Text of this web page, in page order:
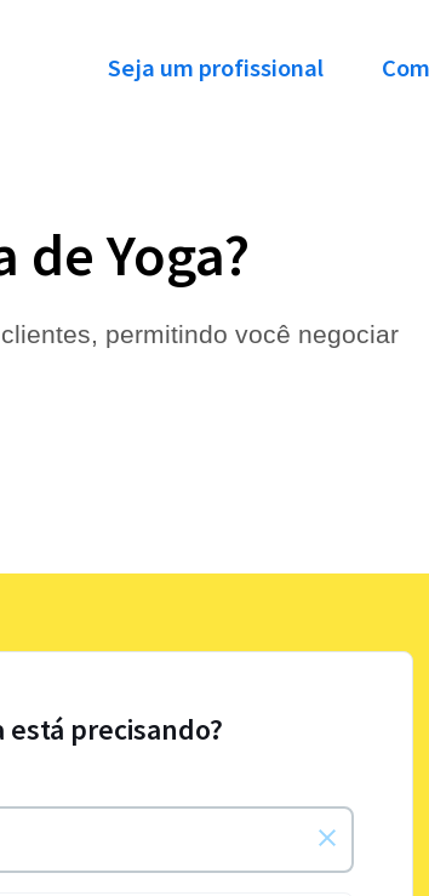
Seja um profissional
de Yoga?
permitindo você negociar
está precisando?